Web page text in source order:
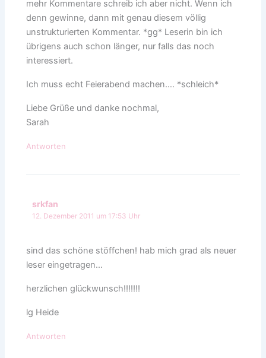
mehr Kommentare schreib ich aber nicht. Wenn ich
denn gewinne, dann mit genau diesem völlig
unstrukturierten Kommentar. *gg* Leserin bin ich
übrigens auch schon länger, nur falls das noch
interessiert.
Ich muss echt Feierabend machen…. *schleich*
Liebe Grüße und danke nochmal,
Sarah
Antworten
srkfan
12. Dezember 2011 um 17:53 Uhr
sind das schöne stöffchen! hab mich grad als neuer
leser eingetragen…
herzlichen glückwunsch!!!!!!!
lg Heide
Antworten